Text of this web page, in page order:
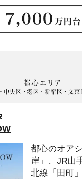
都心のオア
岸」。JR山
北線「田町